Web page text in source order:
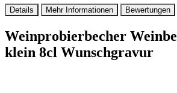
Details Mehr Informationen Bewertungen
Weinprobierbecher
klein 8cl Wunschgravur